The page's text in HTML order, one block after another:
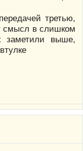
третью,
смысл в слишком
заметили выше,